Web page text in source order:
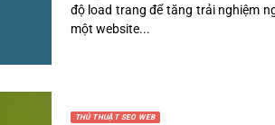
độ load trang để tăng trải nghiệm
một website...
THỦ THUẬT SEO WEB